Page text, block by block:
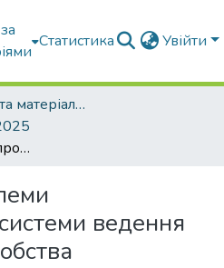
Статистика Увійти
Конференції та матеріали конференцій
Задачі та проблеми впровадження системи ведення точного землеробства
ведення